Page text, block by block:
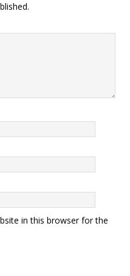
in this browser for the